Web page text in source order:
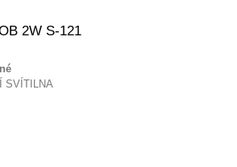
2W S-121
SVÍTILNA